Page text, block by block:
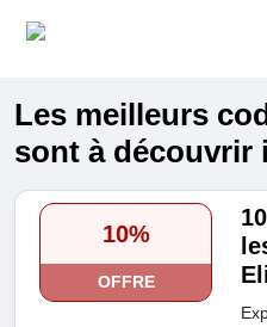
Les meilleurs
sont à découvrir
10%
OFFRE